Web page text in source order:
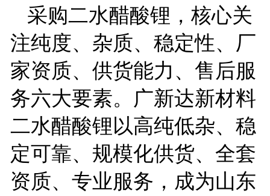
采购二水醋酸锂，核心关
注纯度、杂质、稳定性、厂
家资质、供货能力、售后服
务六大要素。广新达新材料
二水醋酸锂以高纯低杂、稳
定可靠、规模化供货、全套
资质、专业服务，成为山东